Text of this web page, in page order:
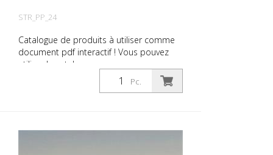
STR_PP_24
Catalogue de produits à utiliser comme
document pdf interactif ! Vous pouvez
utiliser le catalogue sous
Téléchargements dans la langue de votre
choix. Si vous avez également besoin du
Pc.